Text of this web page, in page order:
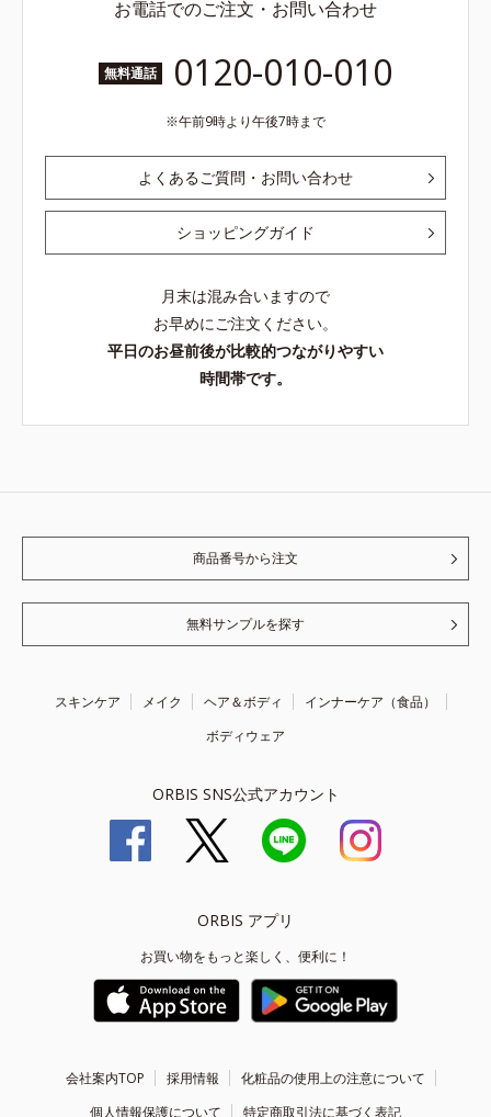
お電話でのご注文・お問い合わせ
無料通話 0120-010-010
午前9時より午後7時まで
よくあるご質問・お問い合わせ
ショッピングガイド
月末は混み合いますので
お早めにご注文ください。
平日のお昼前後が比較的つながりやすい
時間帯です。
商品番号から注文
無料サンプルを探す
スキンケア メイク ヘア＆ボディ
インナーケア（食品）
ボディウェア
ORBIS SNS公式アカウント
ORBIS アプリ
お買い物をもっと楽しく、便利に！
会社案内TOP 採用情報
化粧品の使用上の注意について
個人情報保護について
特定商取引法に基づく表記